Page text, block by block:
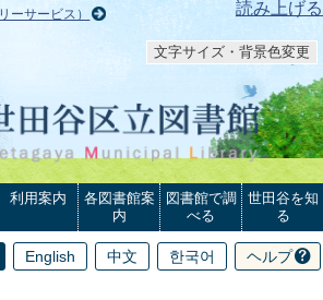
読み上げる
ーサービス）
文字サイズ・背景色変更
利用案内
各図書館案
内
図書館で調
べる
世田谷を知
る
English 中文 한국어 ヘルプ